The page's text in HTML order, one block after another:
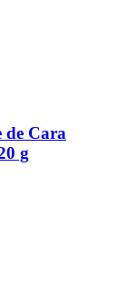
de Cara
g